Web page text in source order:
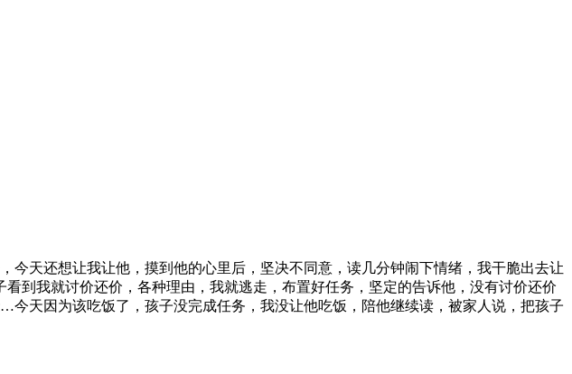
今天还想让我让他，摸到他的心里后，坚决不同意，读几分钟闹下情绪，我干脆出去让
到我就讨价还价，各种理由，我就逃走，布置好任务，坚定的告诉他，没有讨价还价
天因为该吃饭了，孩子没完成任务，我没让他吃饭，陪他继续读，被家人说，把孩子